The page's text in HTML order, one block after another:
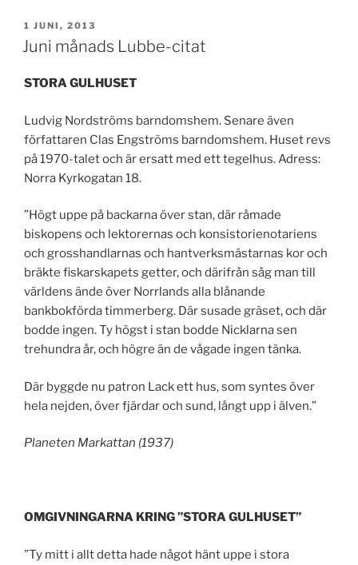
PUBLICERAT
1 JUNI, 2013
Juni månads Lubbe-citat
STORA GULHUSET
Ludvig Nordströms barndomshem. Senare även
författaren Clas Engströms barndomshem. Huset revs
på 1970-talet och är ersatt med ett tegelhus. Adress:
Norra Kyrkogatan 18.
”Högt uppe på backarna över stan, där råmade
biskopens och lektorernas och konsistorienotariens
och grosshandlarnas och hantverksmästarnas kor och
bräkte fiskarskapets getter, och därifrån såg man till
världens ände över Norrlands alla blånande
bankbokförda timmerberg. Där susade gräset, och där
bodde ingen. Ty högst i stan bodde Nicklarna sen
trehundra år, och högre än de vågade ingen tänka.
Där byggde nu patron Lack ett hus, som syntes över
hela nejden, över fjärdar och sund, långt upp i älven.”
Planeten Markattan (1937)
OMGIVNINGARNA KRING ”STORA GULHUSET”
”Ty mitt i allt detta hade något hänt uppe i stora